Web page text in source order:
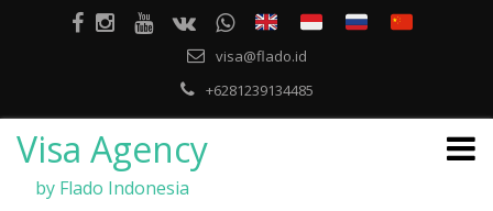
visa@flado.id
+6281239134485
Visa Agency
by Flado Indonesia